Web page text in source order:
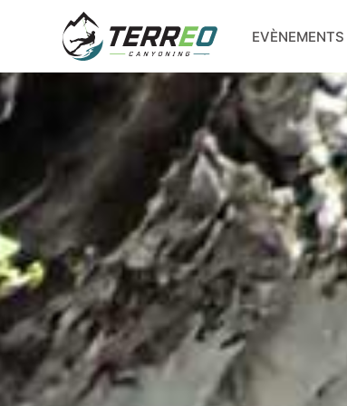
EVÈNEMENTS